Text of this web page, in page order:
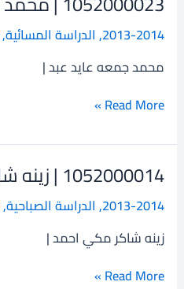
2013-2014
, الدراسة المسائية,
محمد جمعه عايد عبد |
محمد
جمعه
عايد
عبد
Read More »
1052000014 | زينه شاكر مكي احمد
2013-2014
, الدراسة الصباحية,
زينه شاكر مكي احمد |
1052000014
زينه
شاكر
مكي
احمد
Read More »